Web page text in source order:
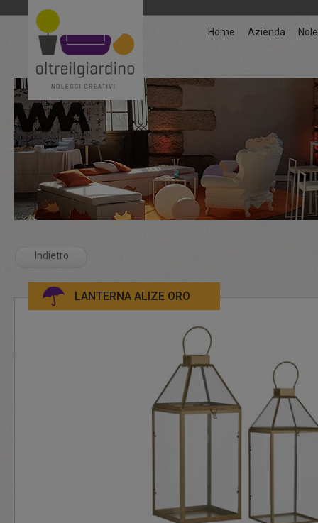
Home Azienda
Indietro
LANTERNA ALIZE ORO